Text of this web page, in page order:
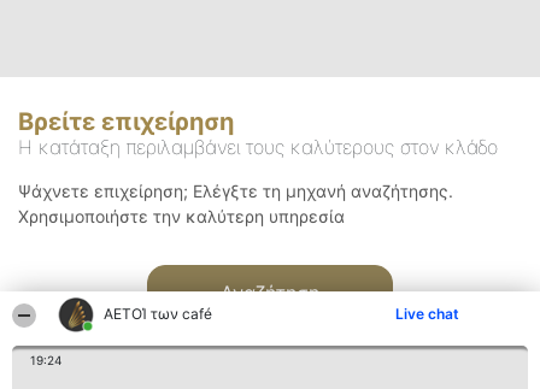
ΑΕΤΟΊ των café Live chat
19:24
Βρείτε επιχείρηση
Η κατάταξη περιλαμβάνει τους καλύτερους στον κλάδο
Ψάχνετε επιχείρηση; Ελέγξτε τη μηχανή αναζήτησης.
Χρησιμοποιήστε την καλύτερη υπηρεσία
Αναζήτηση